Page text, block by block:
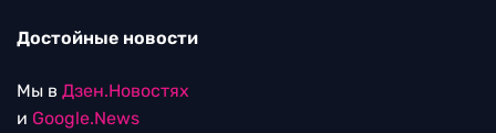
Достойные новости
Мы в Дзен.Новостях
и Google.News